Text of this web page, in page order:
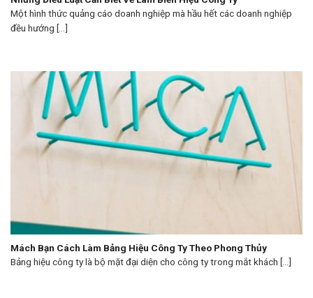
Một hình thức quảng cáo doanh nghiệp mà hầu hết các doanh nghiệp
đều hướng [...]
Mách Bạn Cách Làm Bảng Hiệu Công Ty Theo Phong Thủy
Bảng hiệu công ty là bộ mặt đại diện cho công ty trong mắt khách [...]